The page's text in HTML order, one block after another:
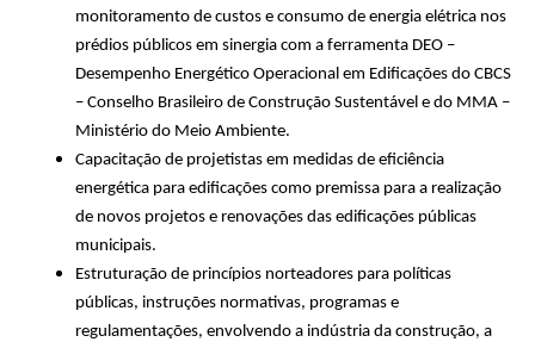
monitoramento de custos e consumo de energia elétrica nos
prédios públicos em sinergia com a ferramenta DEO –
Desempenho Energético Operacional em Edificações do CBCS
– Conselho Brasileiro de Construção Sustentável e do MMA –
Ministério do Meio Ambiente.
Capacitação de projetistas em medidas de eficiência
energética para edificações como premissa para a realização
de novos projetos e renovações das edificações públicas
municipais.
Estruturação de princípios norteadores para políticas
públicas, instruções normativas, programas e
regulamentações, envolvendo a indústria da construção, a